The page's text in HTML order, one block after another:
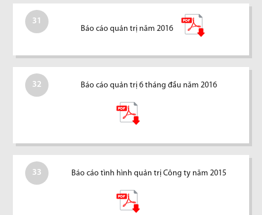
31
Báo cáo quản trị năm 2016
32 Báo cáo quản trị 6 tháng đầu năm 2016
33 Báo cáo tình hình quản trị Công ty năm 2015